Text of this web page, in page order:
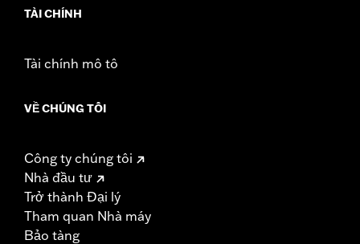
TÀI CHÍNH
Tài chính mô tô
VỀ CHÚNG TÔI
Công ty chúng tôi
Nhà đầu tư
Trở thành Đại lý
Tham quan Nhà máy
Bảo tàng